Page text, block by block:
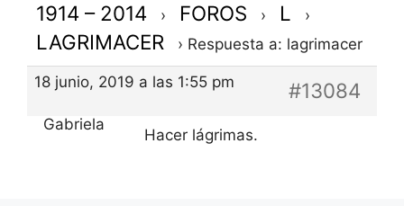
1914 – 2014 › FOROS › L ›
LAGRIMACER › Respuesta a: lagrimacer
18 junio, 2019 a las 1:55 pm #13084
Gabriela
Hacer lágrimas.